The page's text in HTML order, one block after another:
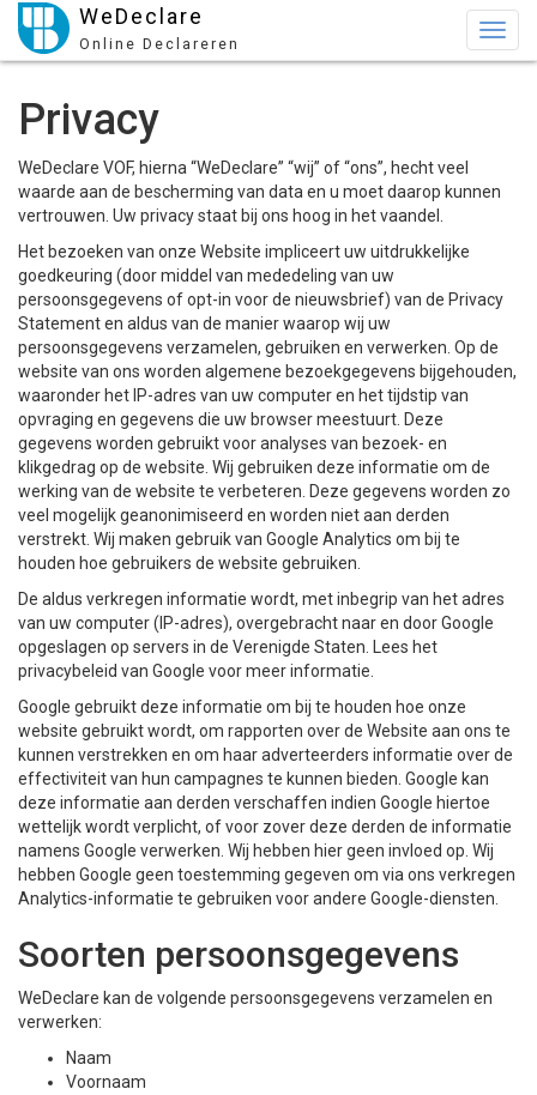
WeDeclare
Online Declareren
Privacy
WeDeclare VOF, hierna “WeDeclare” “wij” of “ons”, hecht veel
waarde aan de bescherming van data en u moet daarop kunnen
vertrouwen. Uw privacy staat bij ons hoog in het vaandel.
Het bezoeken van onze Website impliceert uw uitdrukkelijke
goedkeuring (door middel van mededeling van uw
persoonsgegevens of opt-in voor de nieuwsbrief) van de Privacy
Statement en aldus van de manier waarop wij uw
persoonsgegevens verzamelen, gebruiken en verwerken. Op de
website van ons worden algemene bezoekgegevens bijgehouden,
waaronder het IP-adres van uw computer en het tijdstip van
opvraging en gegevens die uw browser meestuurt. Deze
gegevens worden gebruikt voor analyses van bezoek- en
klikgedrag op de website. Wij gebruiken deze informatie om de
werking van de website te verbeteren. Deze gegevens worden zo
veel mogelijk geanonimiseerd en worden niet aan derden
verstrekt. Wij maken gebruik van Google Analytics om bij te
houden hoe gebruikers de website gebruiken.
De aldus verkregen informatie wordt, met inbegrip van het adres
van uw computer (IP-adres), overgebracht naar en door Google
opgeslagen op servers in de Verenigde Staten. Lees het
privacybeleid van Google voor meer informatie.
Google gebruikt deze informatie om bij te houden hoe onze
website gebruikt wordt, om rapporten over de Website aan ons te
kunnen verstrekken en om haar adverteerders informatie over de
effectiviteit van hun campagnes te kunnen bieden. Google kan
deze informatie aan derden verschaffen indien Google hiertoe
wettelijk wordt verplicht, of voor zover deze derden de informatie
namens Google verwerken. Wij hebben hier geen invloed op. Wij
hebben Google geen toestemming gegeven om via ons verkregen
Analytics-informatie te gebruiken voor andere Google-diensten.
Soorten persoonsgegevens
WeDeclare kan de volgende persoonsgegevens verzamelen en
verwerken:
Naam
Voornaam